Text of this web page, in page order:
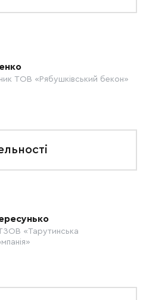
ТОВ «Рябушківський бекон»
«Тарутинська